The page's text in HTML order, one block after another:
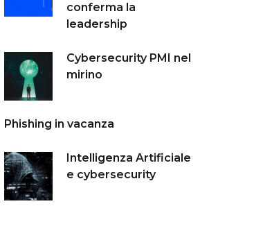
conferma la
leadership
Cybersecurity PMI nel
mirino
Phishing in vacanza
Intelligenza Artificiale
e cybersecurity